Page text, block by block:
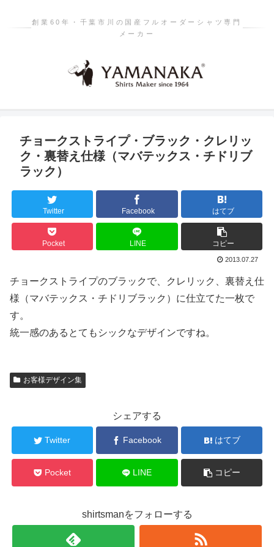
創業60年・千葉市川の国産フルオーダーシャツ専門
メーカー
チョークストライプ・ブラック・クレリッ
ク・裏替え仕様（マバテックス・チドリブ
ラック）
Twitter Facebook はてブ
Pocket LINE コピー
2013.07.27
チョークストライプのブラックで、クレリック、裏替え仕
様（マバテックス・チドリブラック）に仕立てた一枚で
す。
統一感のあるとてもシックなデザインですね。
お客様デザイン集
シェアする
Twitter Facebook はてブ
Pocket LINE コピー
shirtsmanをフォローする